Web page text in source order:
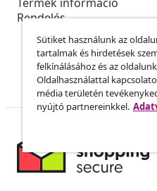
Termék információ
Rendelés
Sütiket használunk az
tartalmak és hirdetések
felkínálásához és az
Oldalhasználattal
média területén
nyújtó partnereinkkel.